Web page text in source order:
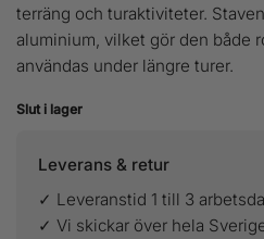
terräng och turaktiviteter.
aluminium, vilket gör den både
användas under längre turer.
Slut i lager
Leverans & retur
✓ Leveranstid 1 till 3
✓ Vi skickar över hela